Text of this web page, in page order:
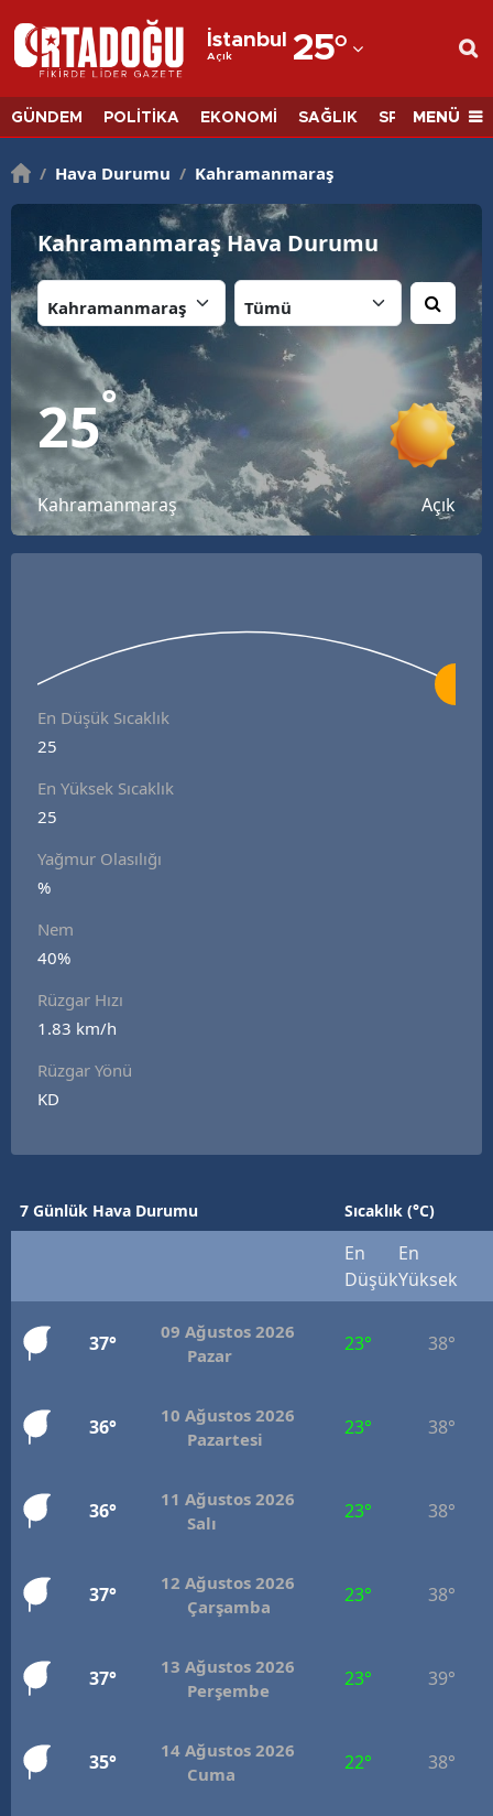
İstanbul
Açık 25°
Adana
Adıyaman
Ağrı
Amasya
Ankara
Antalya
Aydın
Balıkesir
Bilecik
Erzurum
Gümüşhane
Hatay
Mersin
İzmir
Kastamonu
Kırklareli
GÜNDEM POLİTİKA EKONOMİ SAĞLIK SPORMENÜ
/ Hava Durumu / Kahramanmaraş
Kahramanmaraş Hava Durumu
25°
Kahramanmaraş Açık
En Düşük Sıcaklık
25
En Yüksek Sıcaklık
25
Yağmur Olasılığı
%
Nem
40%
Rüzgar Hızı
1.83 km/h
Rüzgar Yönü
KD
7 Günlük Hava Durumu Sıcaklık (°C)
En
Düşük
En
Yüksek
37°
09 Ağustos 2026
Pazar
23° 38°
36°
10 Ağustos 2026
Pazartesi
23° 38°
36°
11 Ağustos 2026
Salı
23° 38°
37°
12 Ağustos 2026
Çarşamba
23° 38°
37°
13 Ağustos 2026
Perşembe
23° 39°
35°
14 Ağustos 2026
Cuma
22° 38°